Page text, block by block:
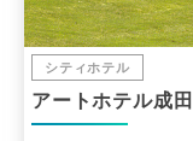
シティホテル
アートホテル成田